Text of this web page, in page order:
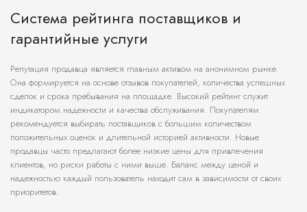
Система рейтинга поставщиков и
гарантийные услуги
Репутация продавца является главным активом на анонимном рынке.
Она формируется на основе отзывов покупателей, количества успешных
сделок и срока пребывания на площадке. Высокий рейтинг служит
индикатором надежности и качества обслуживания. Покупателям
рекомендуется выбирать поставщиков с большим количеством
положительных оценок и длительной историей активности. Новые
продавцы часто предлагают более низкие цены для привлечения
клиентов, но риски работы с ними выше. Баланс между ценой и
надежностью каждый пользователь находит сам в зависимости от своих
приоритетов.